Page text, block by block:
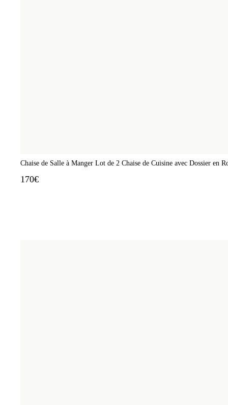
Chaise de Salle à Manger Lot de 2 Chaise de Cuisine avec Dossier en
170€